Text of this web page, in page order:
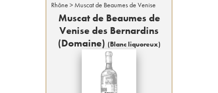
Rhône > Muscat de Beaumes de Venise
Muscat de Beaumes de
Venise des Bernardins
(Domaine) (Blanc liquoreux)